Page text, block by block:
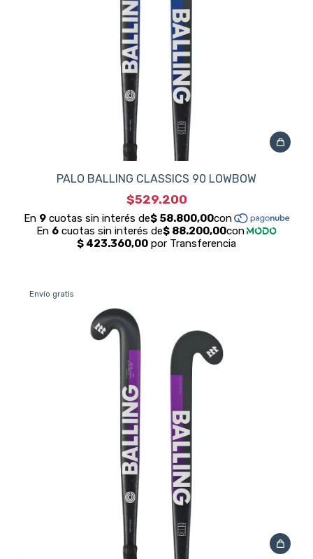
PALO BALLING CLASSICS 90 LOWBOW
$529.200
Envío gratis